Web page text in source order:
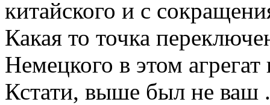
китайского и с
Какая то точка
Немецкого в этом агрегат
Кстати, выше был не ваш .